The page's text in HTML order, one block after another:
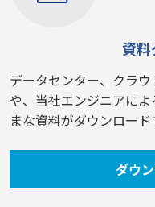
資料
データセンター、クラ
や、当社エンジニアに
まな資料がダウンロード
ダウ